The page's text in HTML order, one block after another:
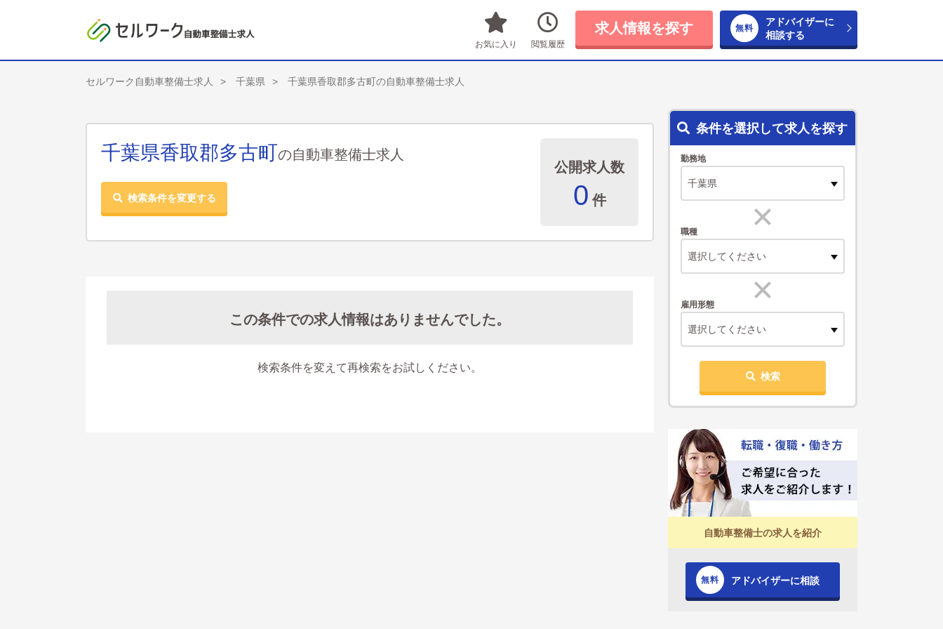
お気に入り 閲覧履歴
求人情報を探す
アドバイザーに
相談する
セルワーク自動車整備士求人 千葉県 千葉県香取郡多古町の自動車整備士求人
千葉県香取郡多古町の自動車整備士求人
検索条件を変更する
公開求人数
0 件
この条件での求人情報はありませんでした。
検索条件を変えて再検索をお試しください。
条件を選択して求人を探す
勤務地
職種
選択してください
雇用形態
選択してください
検索
自動車整備士の求人を紹介
アドバイザーに相談